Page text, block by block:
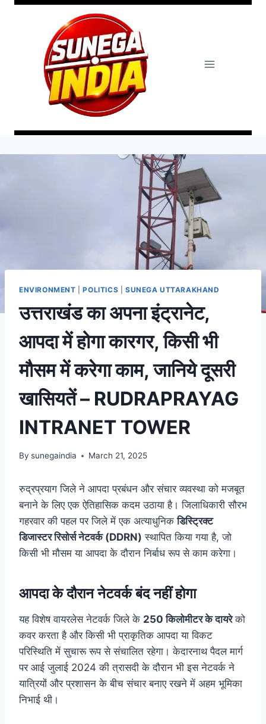
ENVIRONMENT |POLITICS SUNEGA UTTARAKHAND
उत्तराखंड का अपना इंट्रानेट,
आपदा में होगा कारगर, किसी भी
मौसम में करेगा काम, जानिये दूसरी
खासियतें – RUDRAPRAYAG
INTRANET TOWER
By sunegaindia March 21, 2025
रुद्रप्रयाग जिले ने आपदा प्रबंधन और संचार व्यवस्था को मजबूत
बनाने के लिए एक ऐतिहासिक कदम उठाया है। जिलाधिकारी सौरभ
गहरवार की पहल पर जिले में एक अत्याधुनिकडिस्ट्रिक्ट
डिजास्टर रिसोर्स नेटवर्क (DDRN) स्थापित किया गया है, जो
किसी भी मौसम या आपदा के दौरान निर्बाध रूप से काम करेगा।
आपदा के दौरान नेटवर्क बंद नहीं होगा
यह विशेष वायरलेस नेटवर्क जिले के 250 किलोमीटर के दायरेको
कवर करता है और किसी भी प्राकृतिक आपदा या विकट
परिस्थिति में सुचारू रूप से संचालित रहेगा। केदारनाथ पैदल मार्ग
पर आई जुलाई 2024 की त्रासदी के दौरान भी इस नेटवर्क ने
यात्रियों और प्रशासन के बीच संचार बनाए रखने में अहम भूमिका
निभाई थी।